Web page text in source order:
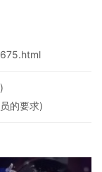
的要求)